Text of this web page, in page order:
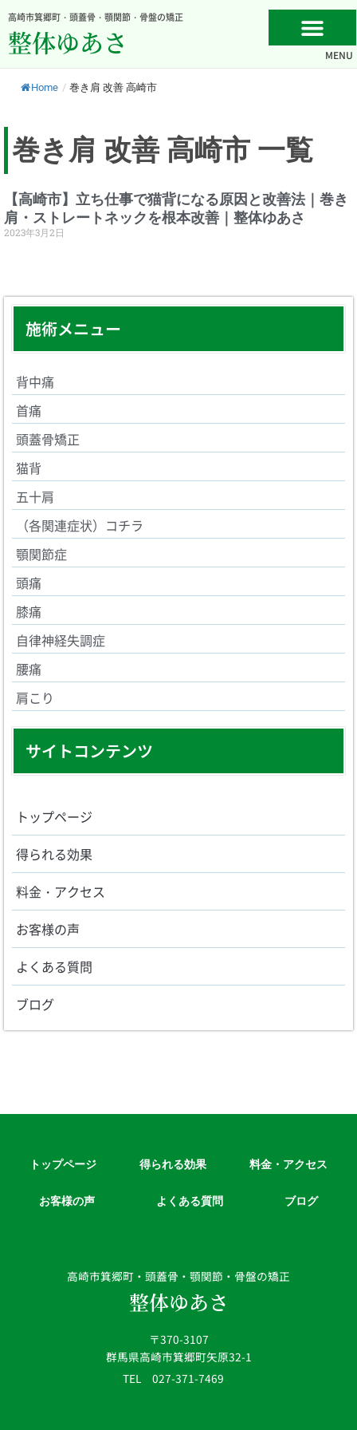
容
を
高崎市箕郷町・頭蓋骨・顎関節・骨盤の矯正
整体ゆあさ MENU
Home / 巻き肩 改善 高崎市
施術メニュー
背中痛
首痛
頭蓋骨矯正
猫背
五十肩
（各関連症状）コチラ
顎関節症
頭痛
膝痛
自律神経失調症
腰痛
肩こり
サイトコンテンツ
トップページ
得られる効果
料金・アクセス
お客様の声
よくある質問
ブログ
巻き肩 改善 高崎市 一覧
【高崎市】立ち仕事で猫背になる原因と改善法｜巻き
肩・ストレートネックを根本改善｜整体ゆあさ
2023年3月2日
高崎市箕郷町・頭蓋骨・顎関節・骨盤の矯正
整体ゆあさ
〒370-3107
群馬県高崎市箕郷町矢原32-1
TEL 027-371-7469
トップページ 得られる効果 料金・アクセス
お客様の声 よくある質問 ブログ